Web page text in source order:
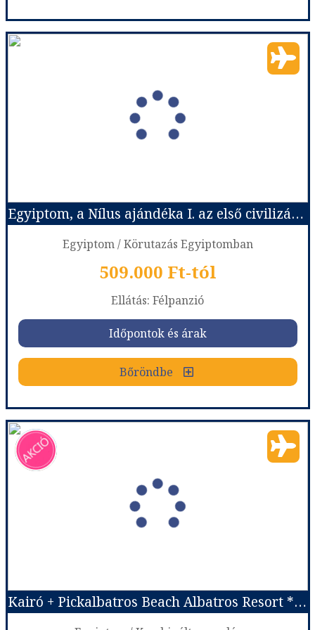
Kairó + Albatros Makadi Resort ****, Egyiptom
Város:Kairó
Utazás módja: Repülővel
Ellátás: Félpanzió
Szálláskategória:Hotel ****
Kétágyas standard szoba
Időpont: 2026-09-19 | 7 éj
már 507.900 Ft-tól
Időpontok és árak
Bőröndbe
Egyiptom, a Nílus ajándéka I. az első civilizációk nyomában
Egyiptom / Körutazás Egyiptomban
509.000 Ft-tól
Ellátás: Félpanzió
Időpontok és árak
Bőröndbe
Egyiptom, a Nílus ajándéka I. az első civilizációk nyomában
Körutazás Egyiptomban
Utazás módja: Repülővel
Ellátás: Félpanzió
Szálláskategória:Hotel *****
Időpont: 2026-12-01 | 7 éj Kairó + Pickalbatros Beach Albatros Resort ****, Egyiptom